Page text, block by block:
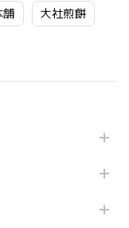
舗 大社煎餅